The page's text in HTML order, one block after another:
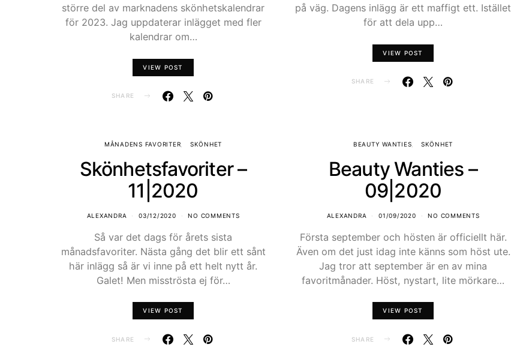
större del av marknadens skönhetskalendrar
för 2023. Jag uppdaterar inlägget med fler
kalendrar om…
VIEW POST
SHARE
på väg. Dagens inlägg är ett maffigt ett. Istället
för att dela upp…
VIEW POST
SHARE
MÅNADENS FAVORITER SKÖNHET
Skönhetsfavoriter –
11|2020
ALEXANDRA 03/12/2020 NO COMMENTS
Så var det dags för årets sista
månadsfavoriter. Nästa gång det blir ett sånt
här inlägg så är vi inne på ett helt nytt år.
Galet! Men misströsta ej för…
VIEW POST
SHARE
BEAUTY WANTIES SKÖNHET
Beauty Wanties –
09|2020
ALEXANDRA 01/09/2020 NO COMMENTS
Första september och hösten är officiellt här.
Även om det just idag inte känns som höst ute.
Jag tror att september är en av mina
favoritmånader. Höst, nystart, lite mörkare…
VIEW POST
SHARE